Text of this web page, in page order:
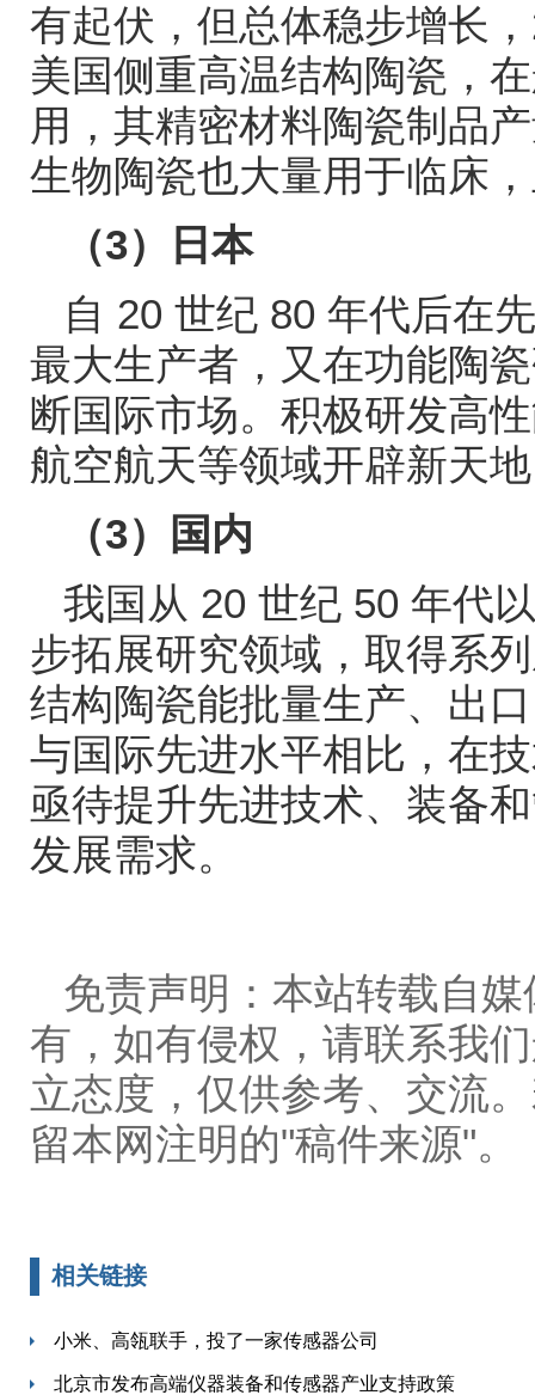
有起伏，但总体稳步增长，
美国侧重高温结构陶瓷，
用，其精密材料陶瓷制品
生物陶瓷也大量用于临床
（3）日本
自 20 世纪 80 年代后在
最大生产者，又在功能陶
断国际市场。积极研发高
航空航天等领域开辟新天
（3）国内
我国从 20 世纪 50 年代
步拓展研究领域，取得系
结构陶瓷能批量生产、出
与国际先进水平相比，在
亟待提升先进技术、装备
发展需求。
免责声明：本站转载自
有，如有侵权，请联系我
立态度，仅供参考、交流
留本网注明的"稿件来源"。
相关链接
小米、高瓴联手，投了一家传感器公司
北京市发布高端仪器装备和传感器产业支持政策